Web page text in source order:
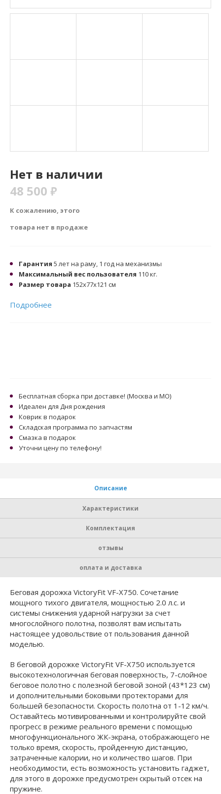
Нет в наличии
48 500 ₽
К сожалению, этого
товара нет в продаже
Гарантия 5 лет на раму, 1 год на механизмы
Максимальный вес пользователя 110 кг.
Размер товара 152x77x121 см
Подробнее
Бесплатная сборка при доставке! (Москва и МО)
Идеален для Дня рождения
Коврик в подарок
Складская программа по запчастям
Смазка в подарок
Уточни цену по телефону!
Описание
Характеристики
Комплектация
отзывы
оплата и доставка
Беговая дорожка VictoryFit VF-X750. Сочетание
мощного тихого двигателя, мощностью 2.0 л.с. и
системы снижения ударной нагрузки за счет
многослойного полотна, позволят вам испытать
настоящее удовольствие от пользования данной
моделью.
В беговой дорожке VictoryFit VF-X750 используется
высокотехнологичная беговая поверхность, 7-слойное
беговое полотно с полезной беговой зоной (43*123 см)
и дополнительными боковыми протекторами для
большей безопасности. Скорость полотна от 1-12 км/ч.
Оставайтесь мотивированными и контролируйте свой
прогресс в режиме реального времени с помощью
многофункционального ЖК-экрана, отображающего не
только время, скорость, пройденную дистанцию,
затраченные калории, но и количество шагов. При
необходимости, есть возможность установить гаджет,
для этого в дорожке предусмотрен скрытый отсек на
пружине.